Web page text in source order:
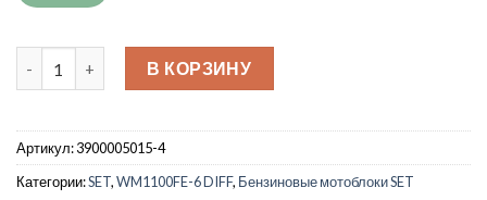
Количество товара Мотоблок Weima WM1100FE-6 DIFF
В КОРЗИНУ
Артикул:3900005015-4
Категории:SET,WM1100FE-6 DIFF, Бензиновые мотоблоки SET